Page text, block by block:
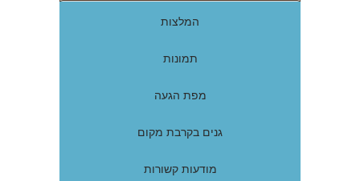
המלצות
תמונות
מפת הגעה
גנים בקרבת מקום
מודעות קשורות